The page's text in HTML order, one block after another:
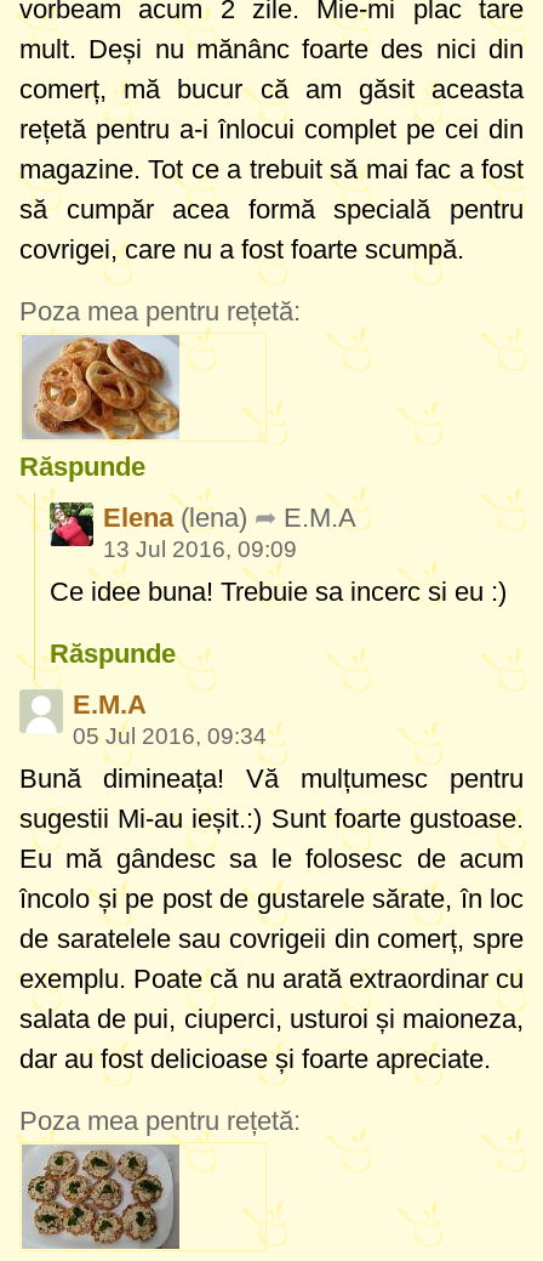
vorbeam acum 2 zile. Mie-mi plac tare
mult. Deși nu mănânc foarte des nici din
comerț, mă bucur că am găsit aceasta
rețetă pentru a-i înlocui complet pe cei din
magazine. Tot ce a trebuit să mai fac a fost
să cumpăr acea formă specială pentru
covrigei, care nu a fost foarte scumpă.
Poza mea pentru rețetă:
Răspunde
Elena (lena) E.M.A
13 Jul 2016, 09:09
Ce idee buna! Trebuie sa incerc si eu :)
Răspunde
E.M.A
05 Jul 2016, 09:34
Bună dimineața! Vă mulțumesc pentru
sugestii Mi-au ieșit.:) Sunt foarte gustoase.
Eu mă gândesc sa le folosesc de acum
încolo și pe post de gustarele sărate, în loc
de saratelele sau covrigeii din comerț, spre
exemplu. Poate că nu arată extraordinar cu
salata de pui, ciuperci, usturoi și maioneza,
dar au fost delicioase și foarte apreciate.
Poza mea pentru rețetă: